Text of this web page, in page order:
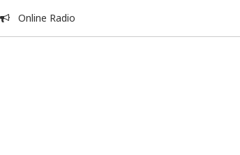
Online Radio